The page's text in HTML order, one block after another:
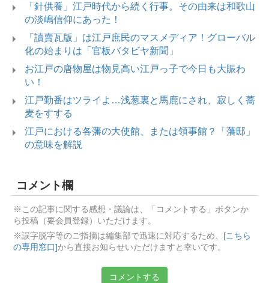
「針供養」江戸時代から続く行事。その由来は和歌山
の淡嶋信仰にあった！
「讀賣瓦版」は江戸庶民のマスメディア！グローバル
化の始まりは「官板バタビヤ新聞」
お江戸の唐物屋は物見高い江戸っ子で今日も大賑わ
い！
江戸勤番はツライよ…浅葱裏と馬鹿にされ、寂しく蕎
麦をすする
江戸における各藩の大使館、または領事館？「藩邸」
の意味を解説
コメント欄
※この記事に関する感想・議論は、「コメントする」ボタンか
ら投稿（要会員登録）いただけます。
※誤字脱字等のご指摘は編集部で迅速に対応するため、
[こちら
の専用窓口]から直接お知らせいただけますと幸いです。
コメントする